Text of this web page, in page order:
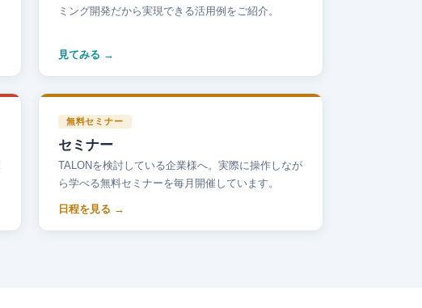
ミング開発だから実現できる活用例をご紹介。
見てみる
無料セミナー
セミナー
TALONを検討している企業様へ。実際に操作しなが
ら学べる無料セミナーを毎月開催しています。
日程を見る